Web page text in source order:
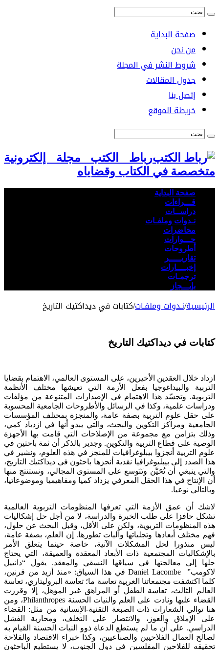
صفحة البداية
من نحن
شروط النشر في المجلة
جدول المقالات
إتصل بنا
خريطة الموقع
رباط الكتب مجلة إلكترونية
متخصصة في الكتاب وقضاياه
صفحة البداية
قـــراءات
دراســات
نـدوات وملفـات
محاضرات
حـــوارات
أطروحات
تقاريـــــر
إخبــــارات
ترجمـات
بإيـــجاز
الرئيسية/نـدوات وملفـات/كتابات في ديداكتيك التاريخ
كتابات في ديداكتيك التاريخ
ازداد خلال العقدين الأخيرين، على المستوى العالمي، الاهتمام بقضايا
التربية والبيداغوجيا بفعل الأزمة التي تعيشها مختلف الأنظمة
التربوية. وتجسّد هذا الاهتمام في الإصدارات المتنوعة من مؤلفات
ودراسات علمية، وكذا في الرسائل والأطروحات الجامعية المحسوبة
على حقل علوم التربية بصفة عامة، والمنجزة بمختلف المؤسسات
الجامعية ومراكز التكوين والبحث، والتي يبدو أنها في ازدياد كمي،
وذلك بتزامن مع مجموعة من الإصلاحات التي قامت بها الأجهزة
الوصية على قطاع التربية والتكوين. وجدير بالذكر أن ثمة باحثين في
علوم التربية أنجزوا بيبلوغرافيات للمنجز في هذه العلوم، ونشير في
هذا الصدد إلى بيبليوغرافيا نقدية أنجزها باحثون في ديداكتيك التاريخ،
والتي ينبغي أن تُحَيَّن وتَتَوسع على المستوى المجالي، ونستنتج منها
أن الإنتاج في هذا الحقل المعرفي يزداد كميا ومفاهيميا وموضوعاتيا،
وبالتالي نوعيا.
لاشك أن عمق الأزمة التي تعرفها المنظومات التربوية العالمية
تشكل حافزا على طلب الخبرة والدراسة، لا من أجل حل إشكاليات
هذه المنظومات التربوية، ولكن على الأقل، وقبل البحث عن حلول،
فهم مختلف أبعادها وتجلياتها وآليات تطورها. إن العلم، بصفة عامة،
ليس منذورا لحل المشكلات الآنية، خاصة حينما يتعلق الأمر
بالإشكاليات المجتمعية ذات الأبعاد المعقدة والعميقة، التي يحتاج
حلها إلى معالجتها في سياقها النسقي والمعقد. يقول “دانييل
لاكومب” Daniel Lacombe في هذا السياق: «منذ أزيد من قرنين،
كلما اكتشفت مجتمعاتنا الغربية تعاسة ما؛ تعاسة البروليتاري، تعاسة
العالم الثالث، تعاسة الطفل أو المراهق غير المؤهل، إلا وقررت
القضاء عليها ونادت على العلم والنيات الحسنة Philanthropes، ومن
هنا توالي الشعارات ذات الصبغة التقنية-الإنسانية من مثل: القضاء
على الإملاق والعوز، والانتصار على التخلف، ومحاربة الفشل
الدراسي. على أن ما لم يستطع الدعاة ذوو النيات الحسنة القيام به
لصالح العمال الفلاحيين والصناعيين، وكذا خبراء الاقتصاد والفلاحة
تحقيقه للفلاحين المفلسين في دول الجنوب، لا يستطيع الباحثون